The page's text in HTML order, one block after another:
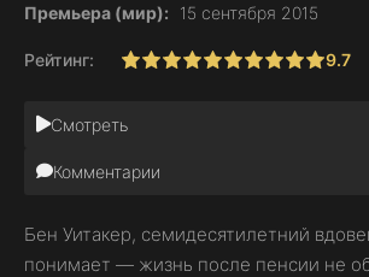
Премьера (мир):
15 сентября 2015
Рейтинг:
2 3 4 5 7 8 9 10 9.7
Смотреть
Комментарии
Бен Уитакер, семидесятилетний
понимает — жизнь после пенсии не